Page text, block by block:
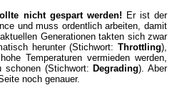
nicht gespart werden! Er ist der
und muss ordentlich arbeiten, damit
Generationen takten sich zwar
herunter (Stichwort: Throttling),
Temperaturen vermieden werden,
schonen (Stichwort:Degrading). Aber
noch genauer.